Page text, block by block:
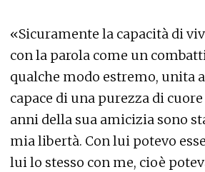
«Sicuramente la capacità di
con la parola come un
qualche modo estremo, unita
capace di una purezza di
anni della sua amicizia sono
mia libertà. Con lui potevo
lui lo stesso con me, cioè